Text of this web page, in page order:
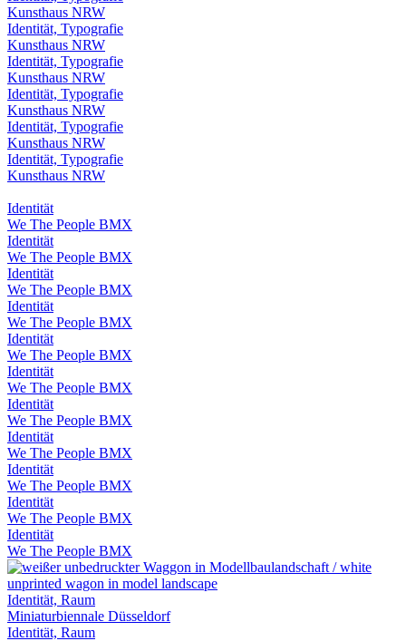
Kunsthaus NRW
Identität, Typografie
Kunsthaus NRW
Identität, Typografie
Kunsthaus NRW
Identität, Typografie
Kunsthaus NRW
Identität, Typografie
Kunsthaus NRW
Identität, Typografie
Kunsthaus NRW
Identität
We The People BMX
Identität
We The People BMX
Identität
We The People BMX
Identität
We The People BMX
Identität
We The People BMX
Identität
We The People BMX
Identität
We The People BMX
Identität
We The People BMX
Identität
We The People BMX
Identität
We The People BMX
Identität
We The People BMX
Identität, Raum
Miniaturbiennale Düsseldorf
Identität, Raum